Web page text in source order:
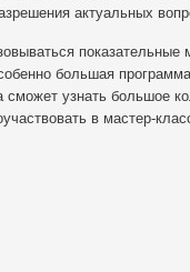
актуальных
показательные
большая
узнать большое
в мастер-